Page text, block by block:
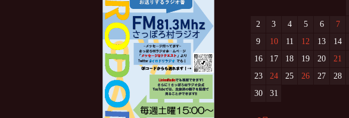
2
3 4 5 6 7
9
10 11 12 13 14
16
17 18 19 20 21
23
24 25 26 27 28
30
31